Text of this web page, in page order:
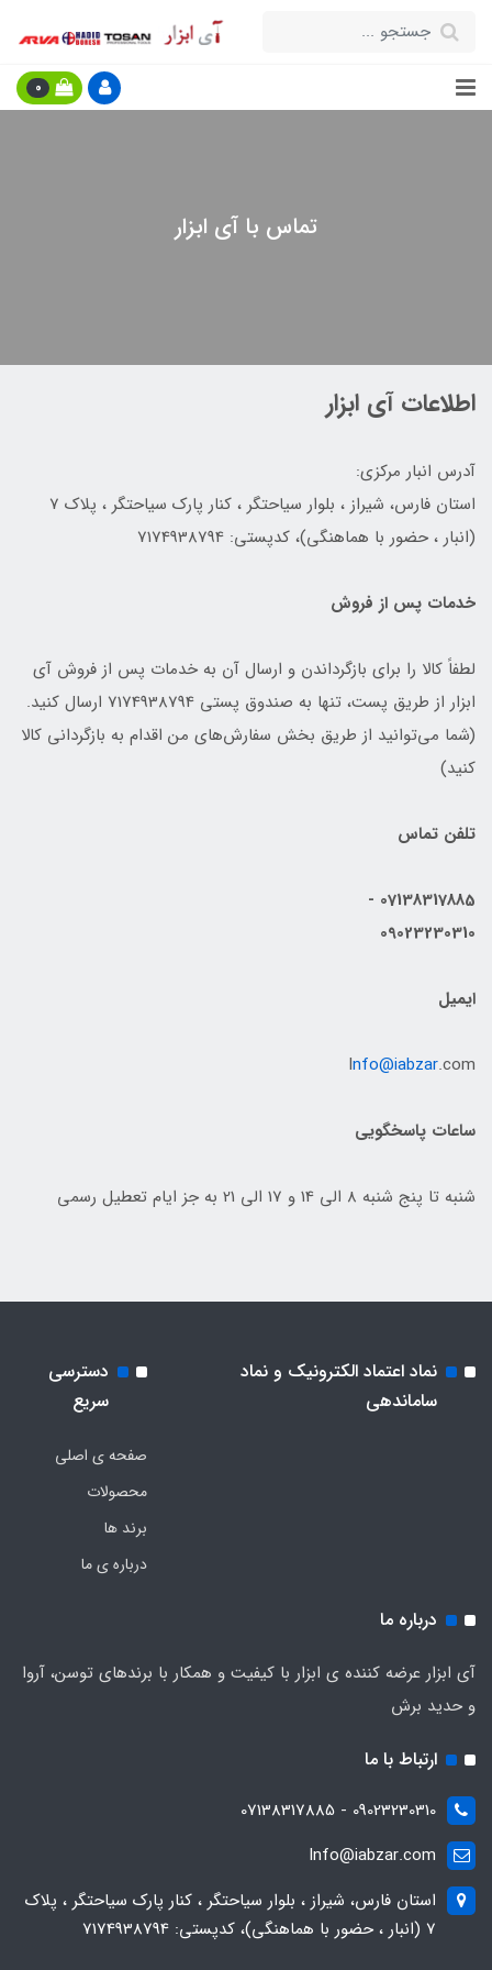
0
تماس با آی ابزار
اطلاعات آی ابزار
آدرس انبار مرکزی:
استان فارس، شیراز ، بلوار سیاحتگر ، کنار پارک سیاحتگر ، پلاک 7
(انبار ، حضور با هماهنگی)، کدپستی: 7174938794
خدمات پس از فروش
لطفاً کالا را برای بازگرداندن و ارسال آن به خدمات پس از فروش آی
ابزار از طریق پست، تنها به صندوق پستی 7174938794 ارسال کنید.
(شما می‌توانید از طریق بخش سفارش‌های من اقدام به بازگردانی کالا
کنید)
تلفن تماس
07138317885 -
09023230310
ایمیل
Info@iabzar.com
ساعات پاسخگویی
شنبه تا پنج شنبه 8 الی 14 و 17 الی 21 به جز ایام تعطیل رسمی
نماد اعتماد الکترونیک و نماد
ساماندهی
دسترسی
سریع
صفحه ی اصلی
محصولات
برند ها
درباره ی ما
درباره ما
آی ابزار عرضه کننده ی ابزار با کیفیت و همکار با برندهای توسن، آروا
و حدید برش
ارتباط با ما
09023230310 - 07138317885
Info@iabzar.com
استان فارس، شیراز ، بلوار سیاحتگر ، کنار پارک سیاحتگر ، پلاک
7 (انبار ، حضور با هماهنگی)، کدپستی: 7174938794